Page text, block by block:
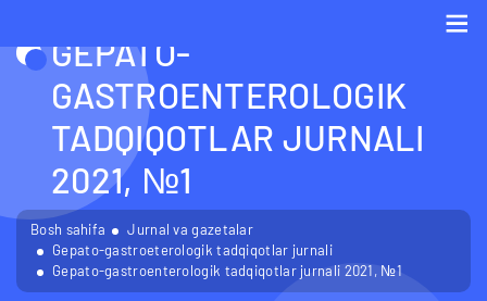
GEPATO-
GASTROENTEROLOGIK
TADQIQOTLAR JURNALI
2021, №1
Bosh sahifa
Jurnal va gazetalar
Gepato-gastroeterologik tadqiqotlar jurnali
Gepato-gastroenterologik tadqiqotlar jurnali 2021, №1